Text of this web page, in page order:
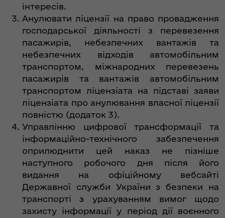
інтересів.
Анулювати ліцензії на право провадження
господарської діяльності з перевезення
пасажирів, небезпечних вантажів та
небезпечних відходів автомобільним
транспортом, міжнародних перевезень
пасажирів та вантажів автомобільним
транспортом ліцензіата на підставі заяви
ліцензіата про анулювання власної ліцензії
повністю (додаток 3).
Управлінню цифрової трансформації та
інформаційно-технічного забезпечення
оприлюднити цей наказ не пізніше
наступного робочого дня після його
видання на офіційному вебсайті
Державної служби України з безпеки на
транспорті з урахуванням вимог щодо
захисту інформації у період дії воєнного